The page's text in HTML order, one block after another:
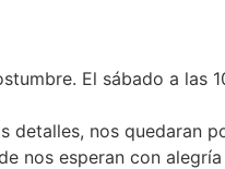
El sábado a
nos quedaran
nos esperan con